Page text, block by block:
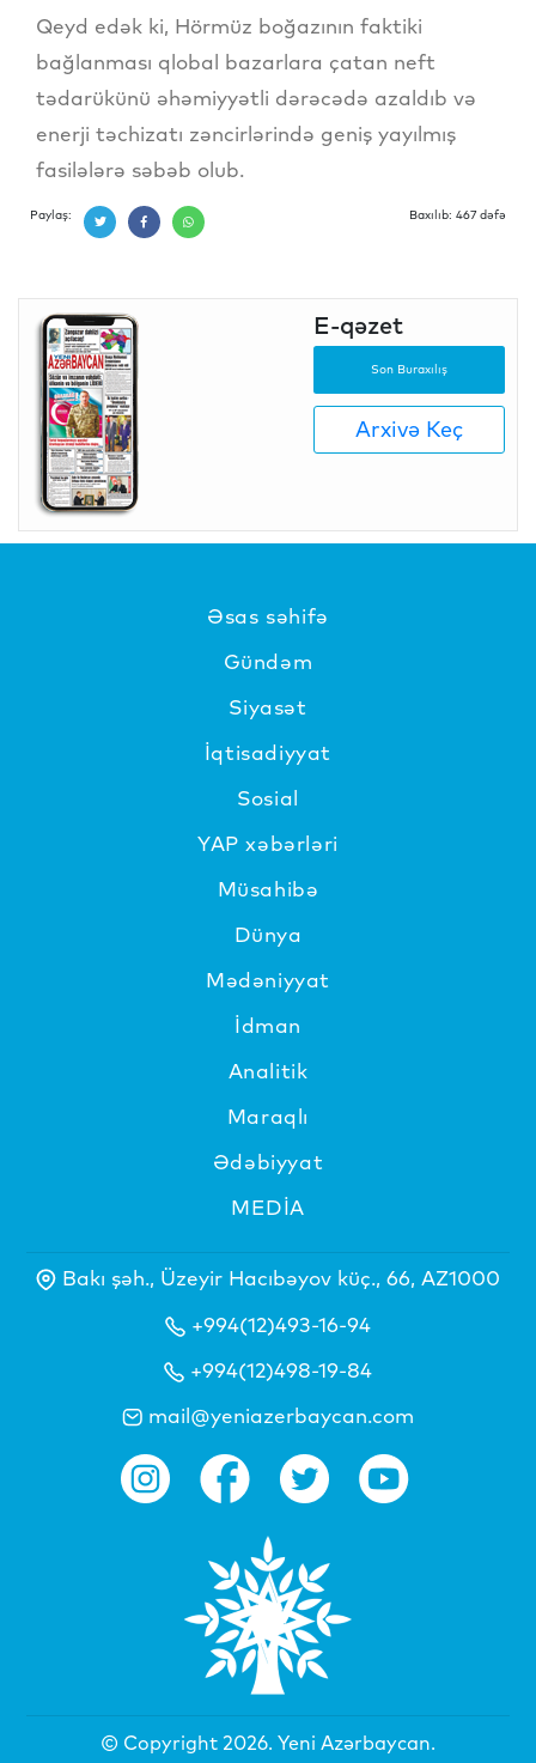
Qeyd edək ki, Hörmüz boğazının faktiki
bağlanması qlobal bazarlara çatan neft
tədarükünü əhəmiyyətli dərəcədə azaldıb və
enerji təchizatı zəncirlərində geniş yayılmış
fasilələrə səbəb olub.
Paylaş: Baxılıb: 467 dəfə
E-qəzet
Son Buraxılış
Arxivə Keç
Əsas səhifə
Gündəm
Siyasət
İqtisadiyyat
Sosial
YAP xəbərləri
Müsahibə
Dünya
Mədəniyyat
İdman
Analitik
Maraqlı
Ədəbiyyat
MEDİA
Bakı şəh., Üzeyir Hacıbəyov küç., 66, AZ1000
+994(12)493-16-94
+994(12)498-19-84
mail@yeniazerbaycan.com
© Copyright 2026. Yeni Azərbaycan.